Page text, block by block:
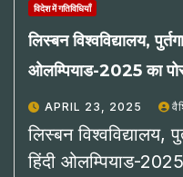
विदेश में गतिविधियाँ
लिस्बन विश्वविद्यालय,
ओलम्पियाड-2025 का
APRIL 23, 2025
लिस्बन विश्वविद्यालय,
हिंदी ओलम्पियाड-